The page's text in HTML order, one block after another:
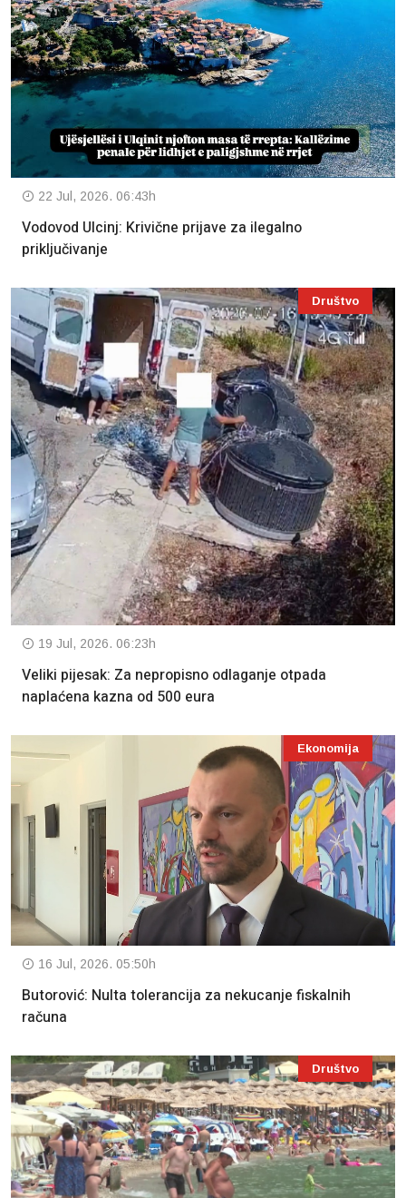
22 Jul, 2026. 06:43h
Vodovod Ulcinj: Krivične prijave za ilegalno
priključivanje
Društvo
19 Jul, 2026. 06:23h
Veliki pijesak: Za nepropisno odlaganje otpada
naplaćena kazna od 500 eura
Ekonomija
16 Jul, 2026. 05:50h
Butorović: Nulta tolerancija za nekucanje fiskalnih
računa
Društvo